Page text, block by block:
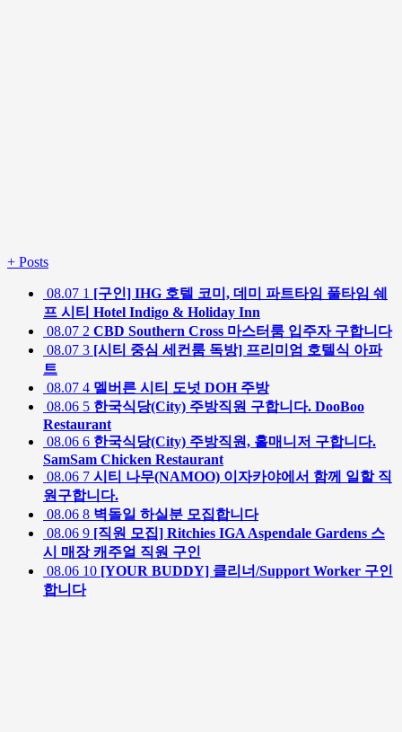
+ Posts
08.07 1 [구인] IHG 호텔 코미, 데미 파트타임 풀타임 쉐
프 시티 Hotel Indigo & Holiday Inn
08.07 2 CBD Southern Cross 마스터룸 입주자 구합니다
08.07 3 [시티 중심 세컨룸 독방] 프리미엄 호텔식 아파
트
08.07 4 멜버른 시티 도넛 DOH 주방
08.06 5 한국식당(City) 주방직원 구합니다. DooBoo
Restaurant
08.06 6 한국식당(City) 주방직원, 홀매니저 구합니다.
SamSam Chicken Restaurant
08.06 7 시티 나무(NAMOO) 이자카야에서 함께 일할 직
원구합니다.
08.06 8 벽돌일 하실분 모집합니다
08.06 9 [직원 모집] Ritchies IGA Aspendale Gardens 스
시 매장 캐주얼 직원 구인
08.06 10 [YOUR BUDDY] 클리너/Support Worker 구인
합니다